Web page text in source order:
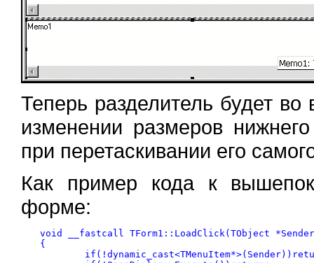
Теперь разделитель будет во
изменении размеров
при перетаскивании его
Как пример кода к
форме:
void __fastcall TForm1::LoadClick(TObject
{